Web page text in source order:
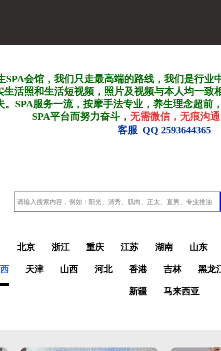
SPA会馆，我们只走最高端的路线，我们是行业
活照和生活短视频，照片及视频与本人均一
。SPA服务一流，按摩手法专业，养生理念超前
SPA平台而努力奋斗， 无需微信，无痕沟通
客服 QQ 2593644365
北京 浙江 重庆 江苏 湖南 山东
天津 山西 河北 香港 吉林 黑龙
新疆 马来西亚